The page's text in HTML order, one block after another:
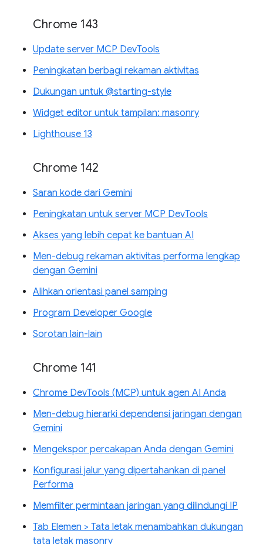
Chrome 143
Update server MCP DevTools
Peningkatan berbagi rekaman aktivitas
Dukungan untuk @starting-style
Widget editor untuk tampilan: masonry
Lighthouse 13
Chrome 142
Saran kode dari Gemini
Peningkatan untuk server MCP DevTools
Akses yang lebih cepat ke bantuan AI
Men-debug rekaman aktivitas performa lengkap
dengan Gemini
Alihkan orientasi panel samping
Program Developer Google
Sorotan lain-lain
Chrome 141
Chrome DevTools (MCP) untuk agen AI Anda
Men-debug hierarki dependensi jaringan dengan
Gemini
Mengekspor percakapan Anda dengan Gemini
Konfigurasi jalur yang dipertahankan di panel
Performa
Memfilter permintaan jaringan yang dilindungi IP
Tab Elemen > Tata letak menambahkan dukungan
tata letak masonry